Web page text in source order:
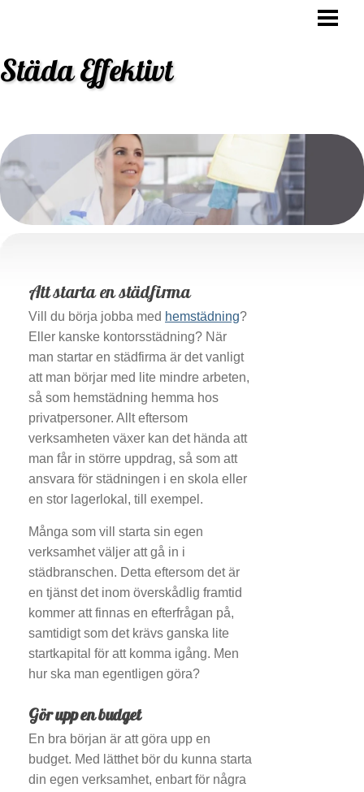
VARFÖR SKA MAN STÄDA
BESTÄLL STÄDHJÄLP
Städa Effektivt
Att starta en städfirma
Vill du börja jobba med hemstädning?
Eller kanske kontorsstädning? När
man startar en städfirma är det vanligt
att man börjar med lite mindre arbeten,
så som hemstädning hemma hos
privatpersoner. Allt eftersom
verksamheten växer kan det hända att
man får in större uppdrag, så som att
ansvara för städningen i en skola eller
en stor lagerlokal, till exempel.
Många som vill starta sin egen
verksamhet väljer att gå in i
städbranschen. Detta eftersom det är
en tjänst det inom överskådlig framtid
kommer att finnas en efterfrågan på,
samtidigt som det krävs ganska lite
startkapital för att komma igång. Men
hur ska man egentligen göra?
Gör upp en budget
En bra början är att göra upp en
budget. Med lätthet bör du kunna starta
din egen verksamhet, enbart för några